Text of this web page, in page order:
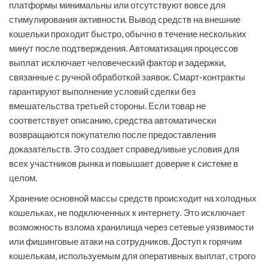
платформы минимальны или отсутствуют вовсе для
стимулирования активности. Вывод средств на внешние
кошельки проходит быстро, обычно в течение нескольких
минут после подтверждения. Автоматизация процессов
выплат исключает человеческий фактор и задержки,
связанные с ручной обработкой заявок. Смарт-контракты
гарантируют выполнение условий сделки без
вмешательства третьей стороны. Если товар не
соответствует описанию, средства автоматически
возвращаются покупателю после предоставления
доказательств. Это создает справедливые условия для
всех участников рынка и повышает доверие к системе в
целом.
Хранение основной массы средств происходит на холодных
кошельках, не подключенных к интернету. Это исключает
возможность взлома хранилища через сетевые уязвимости
или фишинговые атаки на сотрудников. Доступ к горячим
кошелькам, используемым для оперативных выплат, строго